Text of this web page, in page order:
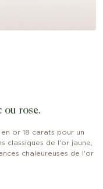
ou rose.
or 18 carats pour un
classiques de l'or jaune,
chaleureuses de l'or